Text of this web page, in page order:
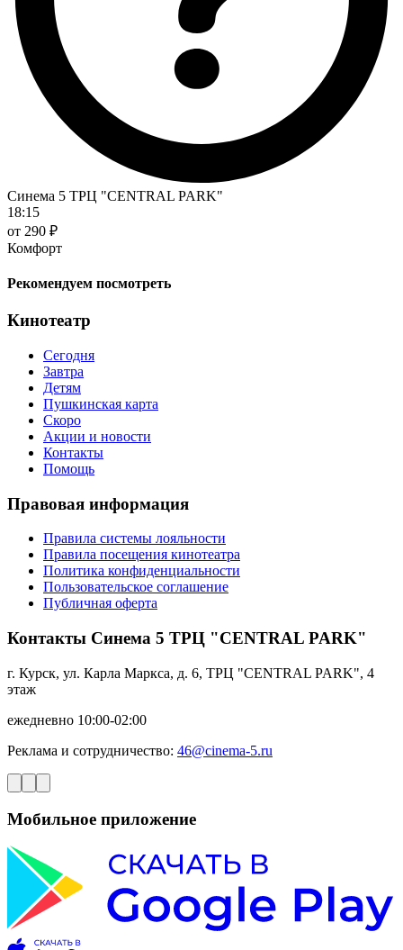
Синема 5 ТРЦ "CENTRAL PARK"
18:15
от 290 ₽
Комфорт
Рекомендуем посмотреть
Кинотеатр
Сегодня
Завтра
Детям
Пушкинская карта
Скоро
Акции и новости
Контакты
Помощь
Правовая информация
Правила системы лояльности
Правила посещения кинотеатра
Политика конфиденциальности
Пользовательское соглашение
Публичная оферта
Контакты Синема 5 ТРЦ "CENTRAL PARK"
г. Курск, ул. Карла Маркса, д. 6, ТРЦ "CENTRAL PARK", 4
этаж
ежедневно 10:00-02:00
Реклама и сотрудничество: 46@cinema-5.ru
Мобильное приложение